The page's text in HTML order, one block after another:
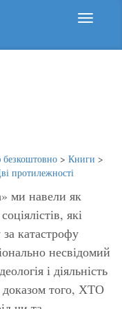
> Книги >
ми навели як
які
катастрофу
несвідомий
і діяльність
доказом того, ХТО